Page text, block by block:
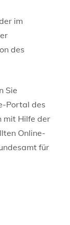
im
des
Sie
Portal des
mit Hilfe der
Online-
für